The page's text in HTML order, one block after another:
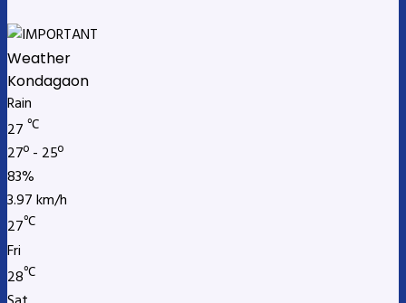
Weather
Kondagaon
Rain
27 ℃
27º - 25º
83%
3.97 km/h
27℃
Fri
28℃